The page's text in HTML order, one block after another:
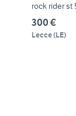
rock rider st
300 €
Lecce(LE)